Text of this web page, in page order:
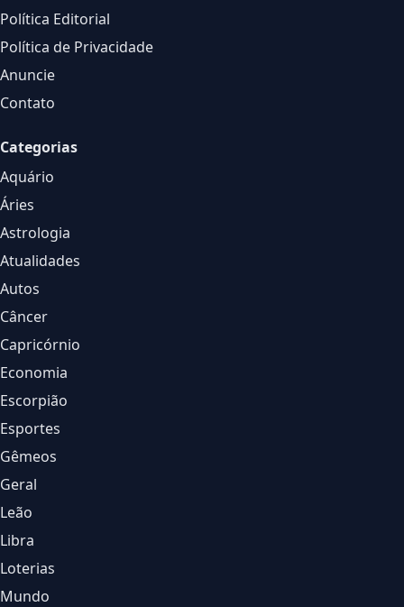
Política Editorial
Política de Privacidade
Anuncie
Contato
Categorias
Aquário
Áries
Astrologia
Atualidades
Autos
Câncer
Capricórnio
Economia
Escorpião
Esportes
Gêmeos
Geral
Leão
Libra
Loterias
Mundo